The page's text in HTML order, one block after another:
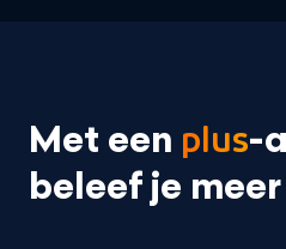
Met een plus-
beleef je meer